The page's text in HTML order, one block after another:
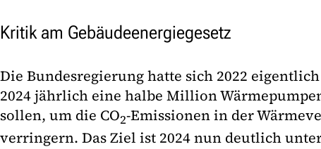
Kritik am Gebäudeenergiegesetz
Die Bundesregierung hatte sich 2022
2024 jährlich eine halbe Million
sollen, um die CO2-Emissionen in der
verringern. Das Ziel ist 2024 nun deutlich